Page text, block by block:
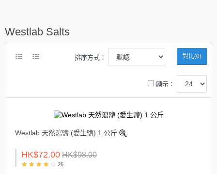
Westlab Salts
對比(0)
排序方式：
顯示：
Westlab 天然瀉鹽 (愛生鹽) 1 公斤
HK$72.00 HK$98.00
26